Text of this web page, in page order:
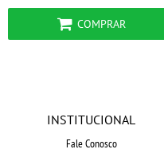
COMPRAR
INSTITUCIONAL
Fale Conosco